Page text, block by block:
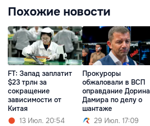
Похожие новости
FT: Запад заплатит
$23 трлн за
сокращение
зависимости от
Китая
13 Июл. 20:54
Прокуроры
обжаловали в ВСП
оправдание Дорина
Дамира по делу о
шантаже
29 Июл. 17:09